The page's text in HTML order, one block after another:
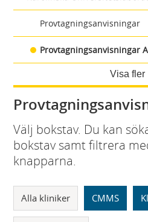
Provtagningsanvisningar
Provtagningsanvisningar
Visa fler
Välj bokstav. Du kan
bokstav samt filtrera
knapparna.
Alla kliniker CMMS